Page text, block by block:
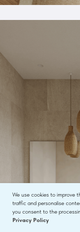
We use cookies to improve
traffic and personalise
you consent to the
Privacy Policy